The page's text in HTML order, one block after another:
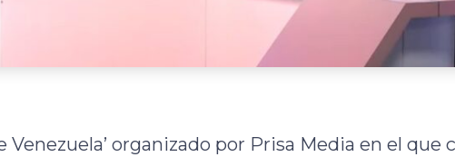
Venezuela’ organizado por Prisa Media en el que